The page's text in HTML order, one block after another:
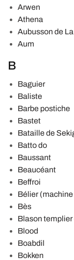
Arwen
Athena
Aubusson de
Aum
B
Baguier
Baliste
Barbe postiche
Bastet
Bataille de
Batto do
Baussant
Beaucéant
Beffroi
Bélier
Bès
Blason
Blood
Boabdil
Bokken